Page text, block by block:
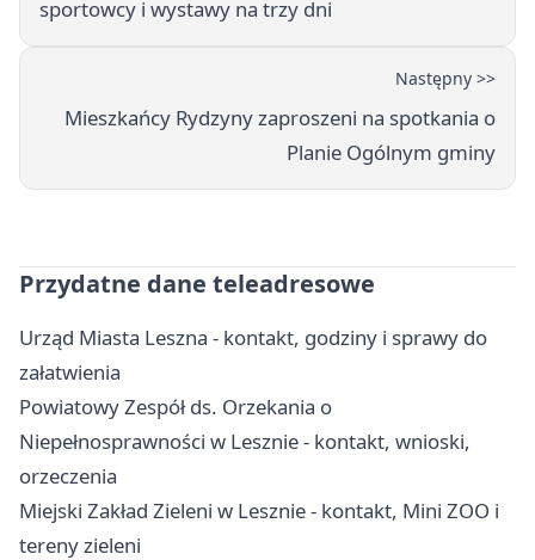
sportowcy i wystawy na trzy dni
Następny >>
Mieszkańcy Rydzyny zaproszeni na spotkania o
Planie Ogólnym gminy
Przydatne dane teleadresowe
Urząd Miasta Leszna - kontakt, godziny i sprawy do
załatwienia
Powiatowy Zespół ds. Orzekania o
Niepełnosprawności w Lesznie - kontakt, wnioski,
orzeczenia
Miejski Zakład Zieleni w Lesznie - kontakt, Mini ZOO i
tereny zieleni